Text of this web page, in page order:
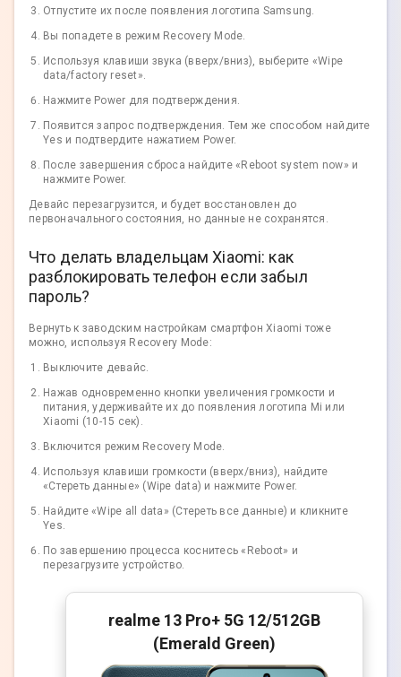
Отпустите их после появления логотипа Samsung.
Вы попадете в режим Recovery Mode.
Используя клавиши звука (вверх/вниз), выберите «Wipe
data/factory reset».
Нажмите Power для подтверждения.
Появится запрос подтверждения. Тем же способом найдите
Yes и подтвердите нажатием Power.
После завершения сброса найдите «Reboot system now» и
нажмите Power.
Девайс перезагрузится, и будет восстановлен до
первоначального состояния, но данные не сохранятся.
Что делать владельцам Xiaomi: как
разблокировать телефон если забыл
пароль?
Вернуть к заводским настройкам смартфон Xiaomi тоже
можно, используя Recovery Mode:
Выключите девайс.
Нажав одновременно кнопки увеличения громкости и
питания, удерживайте их до появления логотипа Mi или
Xiaomi (10-15 сек).
Включится режим Recovery Mode.
Используя клавиши громкости (вверх/вниз), найдите
«Стереть данные» (Wipe data) и нажмите Power.
Найдите «Wipe all data» (Стереть все данные) и кликните
Yes.
По завершению процесса коснитесь «Reboot» и
перезагрузите устройство.
realme 13 Pro+ 5G 12/512GB
(Emerald Green)